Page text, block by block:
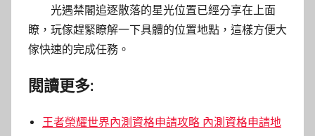
光遇禁閣追逐散落的星光位置已經分享在上面
瞭，玩傢趕緊瞭解一下具體的位置地點，這樣方便大
傢快速的完成任務。
閱讀更多:
王者榮耀世界內測資格申請攻略 內測資格申請地